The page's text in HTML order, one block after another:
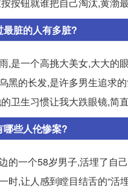
最脏的人有多脏?
,是一个高挑大美女,大大的
黑的长发,是许多男生追求
卫生习惯让我大跌眼镜,简直
哪些人伦惨案?
的一个58岁男子,活埋了自
时,让人感到瞠目结舌的“活